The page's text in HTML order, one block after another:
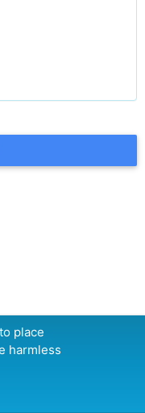
place
harmless